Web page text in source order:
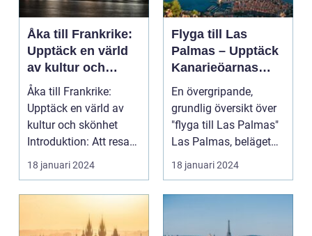
Åka till Frankrike:
Upptäck en värld
av kultur och
skönhet
Åka till Frankrike:
Upptäck en värld av
kultur och skönhet
Introduktion: Att resa
till Frankrike är...
18 januari 2024
Flyga till Las
Palmas – Upptäck
Kanarieöarnas
pärla
En övergripande,
grundlig översikt över
"flyga till Las Palmas"
Las Palmas, beläget
på Gran Canaria...
18 januari 2024